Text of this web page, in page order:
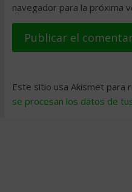
navegador para la próxima
Este sitio usa Akismet para
se procesan los datos de